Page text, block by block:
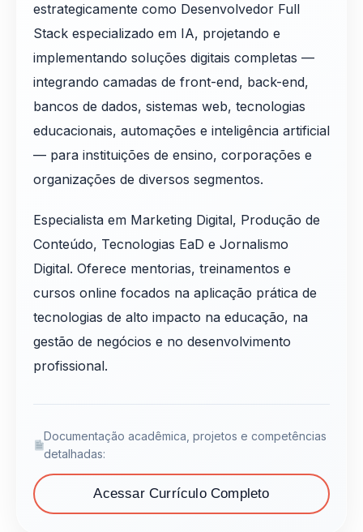
estrategicamente como Desenvolvedor Full
Stack especializado em IA, projetando e
implementando soluções digitais completas —
integrando camadas de front-end, back-end,
bancos de dados, sistemas web, tecnologias
educacionais, automações e inteligência artificial
— para instituições de ensino, corporações e
organizações de diversos segmentos.
Especialista em Marketing Digital, Produção de
Conteúdo, Tecnologias EaD e Jornalismo
Digital. Oferece mentorias, treinamentos e
cursos online focados na aplicação prática de
tecnologias de alto impacto na educação, na
gestão de negócios e no desenvolvimento
profissional.
Documentação acadêmica, projetos e competências
detalhadas:
Acessar Currículo Completo